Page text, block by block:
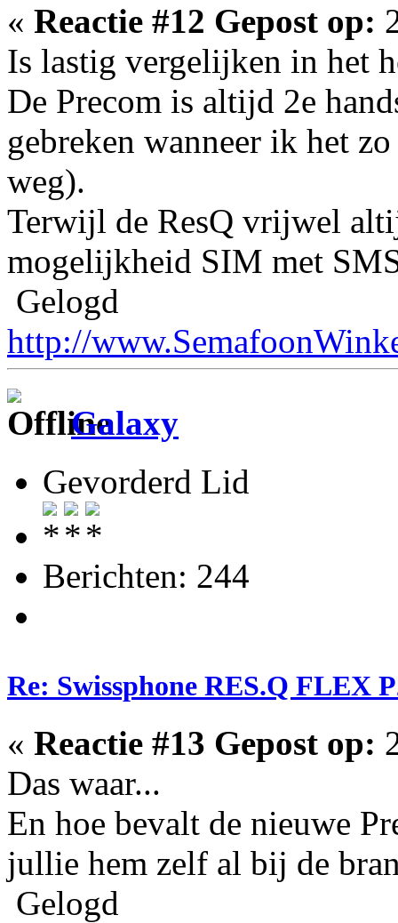
« Reactie #12 Gepost op:
Is lastig vergelijken in het
De Precom is altijd 2e
gebreken wanneer ik het
weg).
Terwijl de ResQ vrijwel
mogelijkheid SIM met
Gelogd
http://
Galaxy
Gevorderd Lid
Berichten: 244
Re: Swissphone RES.Q FLEX
« Reactie #13 Gepost op:
Das waar...
En hoe bevalt de nieuwe
jullie hem zelf al bij de
Gelogd